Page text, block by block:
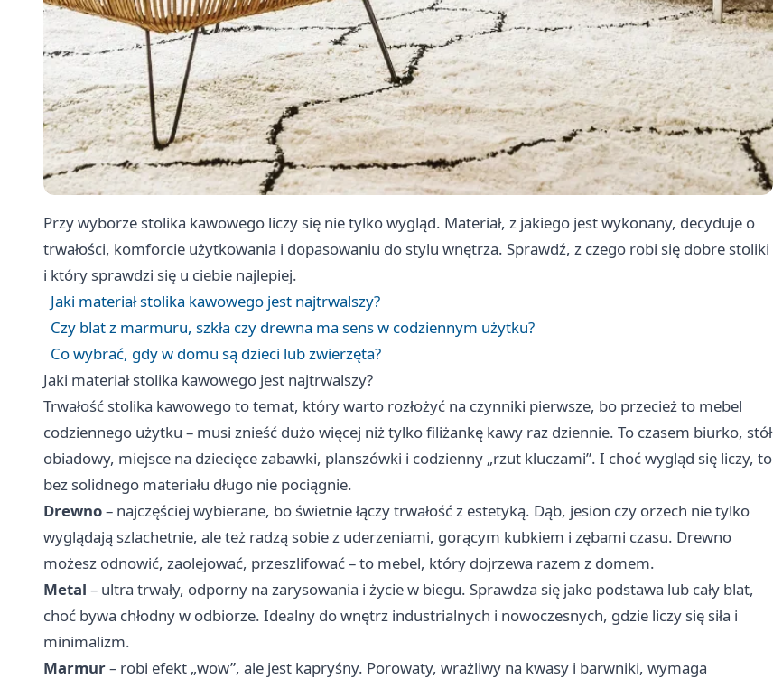
Przy wyborze stolika kawowego liczy się nie tylko wygląd. Materiał, z jakiego jest wykonany, decyduje o
trwałości, komforcie użytkowania i dopasowaniu do stylu wnętrza. Sprawdź, z czego robi się dobre stoliki
i który sprawdzi się u ciebie najlepiej.
Jaki materiał stolika kawowego jest najtrwalszy?
Czy blat z marmuru, szkła czy drewna ma sens w codziennym użytku?
Co wybrać, gdy w domu są dzieci lub zwierzęta?
Jaki materiał stolika kawowego jest najtrwalszy?
Trwałość stolika kawowego to temat, który warto rozłożyć na czynniki pierwsze, bo przecież to mebel
codziennego użytku – musi znieść dużo więcej niż tylko filiżankę kawy raz dziennie. To czasem biurko, stół
obiadowy, miejsce na dziecięce zabawki, planszówki i codzienny „rzut kluczami”. I choć wygląd się liczy, to
bez solidnego materiału długo nie pociągnie.
Drewno– najczęściej wybierane, bo świetnie łączy trwałość z estetyką. Dąb, jesion czy orzech nie tylko
wyglądają szlachetnie, ale też radzą sobie z uderzeniami, gorącym kubkiem i zębami czasu. Drewno
możesz odnowić, zaolejować, przeszlifować – to mebel, który dojrzewa razem z domem.
Metal – ultra trwały, odporny na zarysowania i życie w biegu. Sprawdza się jako podstawa lub cały blat,
choć bywa chłodny w odbiorze. Idealny do wnętrz industrialnych i nowoczesnych, gdzie liczy się siła i
minimalizm.
Marmur– robi efekt „wow”, ale jest kapryśny. Porowaty, wrażliwy na kwasy i barwniki, wymaga